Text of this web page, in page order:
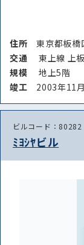
住所東京都板
交通
東上線 上
規模
地上5階
竣⼯ 2003年11
ビルコード：80282
ﾐﾖｼﾔビル